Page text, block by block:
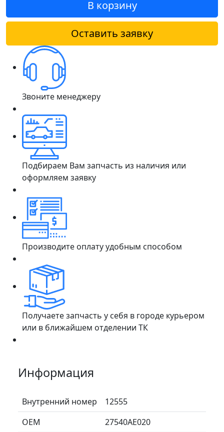
В корзину
Оставить заявку
Звоните менеджеру
Подбираем Вам запчасть из наличия или
оформляем заявку
Производите оплату удобным способом
Получаете запчасть у себя в городе курьером
или в ближайшем отделении ТК
Информация
Внутренний номер
12555
ОЕМ
27540AE020